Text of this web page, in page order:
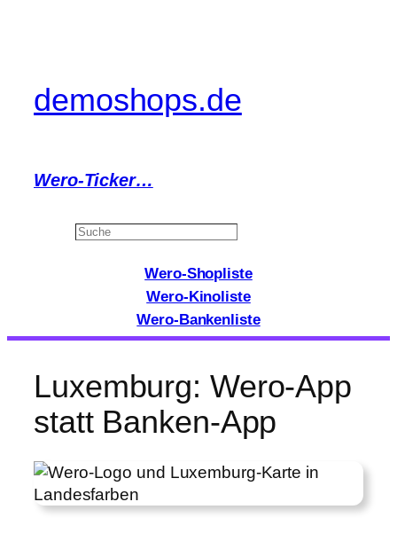
demoshops.de
Wero-Ticker…
Search
Wero-Shopliste
Wero-Kinoliste
Wero-Bankenliste
Luxemburg: Wero-App
statt Banken-App